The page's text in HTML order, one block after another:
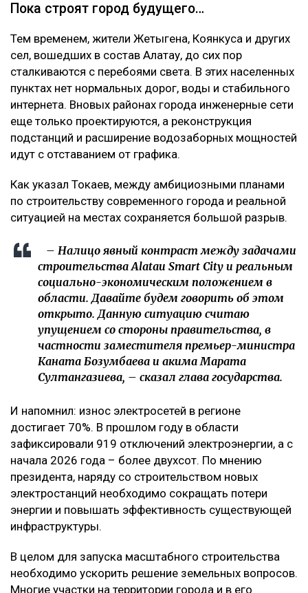
Пока строят город будущего…
Тем временем, жители Жетыгена, Коянкуса и других
сел, вошедших в состав Алатау, до сих пор
сталкиваются с перебоями света. В этих населенных
пунктах нет нормальных дорог, воды и стабильного
интернета. Вновых районах города инженерные сети
еще только проектируются, а реконструкция
подстанций и расширение водозаборных мощностей
идут с отставанием от графика.
Как указал Токаев, между амбициозными планами
по строительству современного города и реальной
ситуацией на местах сохраняется большой разрыв.
– Налицо явный контраст между задачами
строительства Alatau Smart City и реальным
социально-экономическим положением в
области. Давайте будем говорить об этом
открыто. Данную ситуацию считаю
упущением со стороны правительства, в
частности заместителя премьер-министра
Каната Бозумбаева и акима Марата
Султангазиева, – сказал глава государства.
И напомнил: износ электросетей в регионе
достигает 70%. В прошлом году в области
зафиксировали 919 отключений электроэнергии, а с
начала 2026 года – более двухсот. По мнению
президента, наряду со строительством новых
электростанций необходимо сокращать потери
энергии и повышать эффективность существующей
инфраструктуры.
В целом для запуска масштабного строительства
необходимо ускорить решение земельных вопросов.
Многие участки на территории города и в его